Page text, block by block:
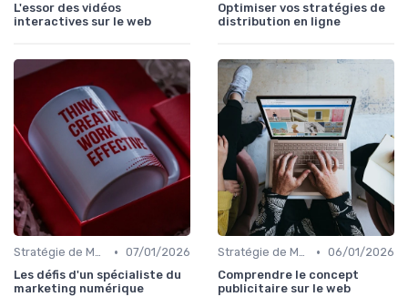
L'essor des vidéos
interactives sur le web
Optimiser vos stratégies de
distribution en ligne
Stratégie de Marketing Digital • 07/01/2026
Les défis d'un spécialiste du
marketing numérique
Stratégie de Marketing Digital • 06/01/2026
Comprendre le concept
publicitaire sur le web